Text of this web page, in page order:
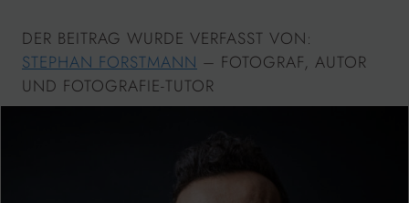
DER BEITRAG WURDE VERFASST VON:
STEPHAN FORSTMANN – FOTOGRAF, AUTOR
UND FOTOGRAFIE-TUTOR